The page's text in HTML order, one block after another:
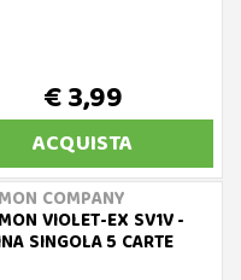
€ 3,99
ACQUISTA
COMPANY
VIOLET-EX SV1V -
SINGOLA 5 CARTE